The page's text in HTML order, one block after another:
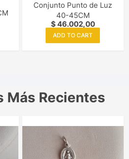
Conjunto Punto de Luz
40-45CM
$46.002,00
ADD TO CART
Más Recientes